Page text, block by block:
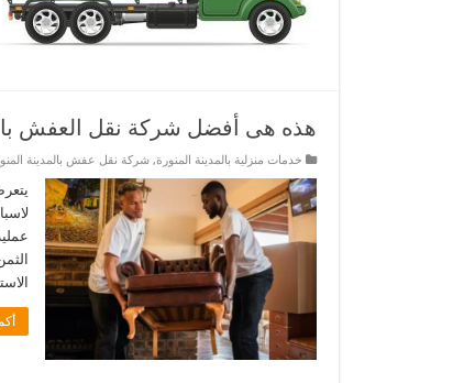
هذه هى أفضل شركة نقل العفش
خدمات منزلية بالمدينة المنورة,شركة نقل عفش بالمدينة